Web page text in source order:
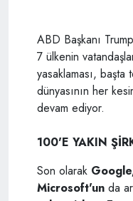
ABD Başkanı
7 ülkenin
yasaklaması,
dünyasının her
devam ediyor.
100'E YAKIN
Son olarak
Microsoft'un da